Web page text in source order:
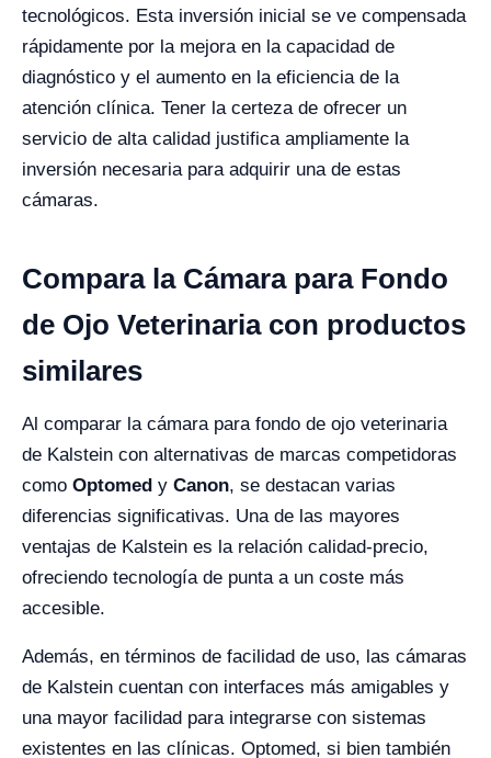
tecnológicos. Esta inversión inicial se ve compensada
rápidamente por la mejora en la capacidad de
diagnóstico y el aumento en la eficiencia de la
atención clínica. Tener la certeza de ofrecer un
servicio de alta calidad justifica ampliamente la
inversión necesaria para adquirir una de estas
cámaras.
Compara la Cámara para Fondo
de Ojo Veterinaria con productos
similares
Al comparar la cámara para fondo de ojo veterinaria
de Kalstein con alternativas de marcas competidoras
como Optomed y Canon, se destacan varias
diferencias significativas. Una de las mayores
ventajas de Kalstein es la relación calidad-precio,
ofreciendo tecnología de punta a un coste más
accesible.
Además, en términos de facilidad de uso, las cámaras
de Kalstein cuentan con interfaces más amigables y
una mayor facilidad para integrarse con sistemas
existentes en las clínicas. Optomed, si bien también